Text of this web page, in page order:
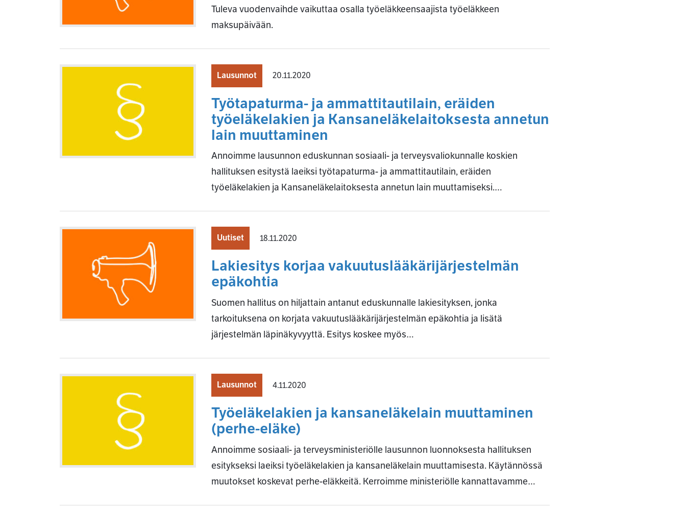
Tuleva vuodenvaihde vaikuttaa osalla työeläkkeensaajista työeläkkeen
maksupäivään.
Lausunnot 20.11.2020
Työtapaturma- ja ammattitautilain, eräiden
työeläkelakien ja Kansaneläkelaitoksesta annetun
lain muuttaminen
Annoimme lausunnon eduskunnan sosiaali- ja terveysvaliokunnalle koskien
hallituksen esitystä laeiksi työtapaturma- ja ammattitautilain, eräiden
työeläkelakien ja Kansaneläkelaitoksesta annetun lain muuttamiseksi.…
Uutiset 18.11.2020
Lakiesitys korjaa vakuutuslääkärijärjestelmän
epäkohtia
Suomen hallitus on hiljattain antanut eduskunnalle lakiesityksen, jonka
tarkoituksena on korjata vakuutuslääkärijärjestelmän epäkohtia ja lisätä
järjestelmän läpinäkyvyyttä. Esitys koskee myös…
Lausunnot 4.11.2020
Työeläkelakien ja kansaneläkelain muuttaminen
(perhe-eläke)
Annoimme sosiaali- ja terveysministeriölle lausunnon luonnoksesta hallituksen
esitykseksi laeiksi työeläkelakien ja kansaneläkelain muuttamisesta. Käytännössä
muutokset koskevat perhe-eläkkeitä. Kerroimme ministeriölle kannattavamme…